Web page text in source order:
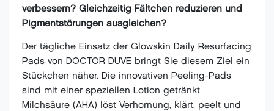
verbessern? Gleichzeitig Fältchen reduzieren und
Pigmentstörungen ausgleichen?
Der tägliche Einsatz der Glowskin Daily Resurfacing
Pads von DOCTOR DUVE bringt Sie diesem Ziel ein
Stückchen näher. Die innovativen Peeling-Pads
sind mit einer speziellen Lotion getränkt.
Milchsäure (AHA) löst Verhornung, klärt, peelt und